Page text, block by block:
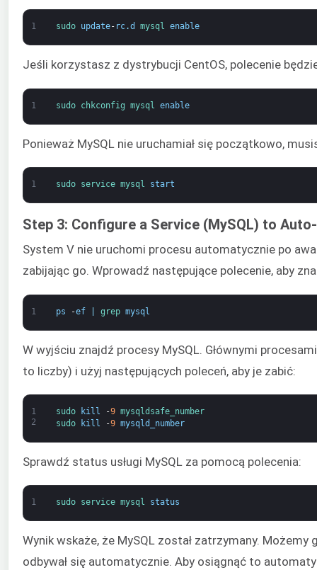
1 sudo update- rc.d mysql enable
Jeśli korzystasz z dystrybucji CentOS, polecenie
1 sudo chkconfig mysql enable
Ponieważ MySQL nie uruchamiał się początkowo,
1 sudo service mysql start
Step 3: Configure a Service (MySQL) to
System V nie uruchomi procesu automatycznie po
zabijając go. Wprowadź następujące polecenie, aby
1 ps -ef grep mysql
W wyjściu znajdź procesy MySQL. Głównymi
to liczby) i użyj następujących poleceń, aby je zabić:
1
2
sudo kill -9 mysqldsafe_number
sudo
kill -9 mysqld_number
Sprawdź status usługi MySQL za pomocą polecenia:
1 sudo service mysql status
Wynik wskaże, że MySQL został zatrzymany.
odbywał się automatycznie. Aby osiągnąć to